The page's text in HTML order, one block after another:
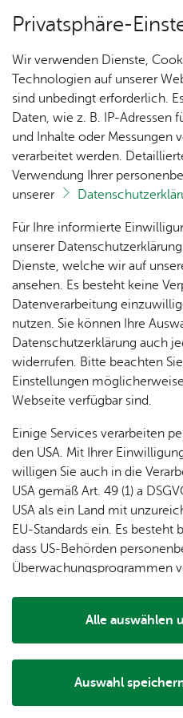
Un­se­re Ort­schaft
Ak­tu­
1250
Jahre
Ai­lin­
gen
chen­
markt
Mit­tei­
lungs­
blatt
Zah­
len,
Daten
& Fak­
ten
Ai­lin­
ger
Fe­ri­
en­
Ge­
schic
h­te
Orts­
vor­
& Ort­
schaft
s­rat
Ver­
eins­le­
ben
Agen­
da
Ver­an­stal­tun­gen
Ter­min spei­chern
bahn-
einst größ­ter
Diens­tag, 20.
Die Gesellschaft für
Kolpingfamilie FN-Berg lädt
Interessierten zu diesem
Bleibler im Nikolaussaal des
Nähere Informationen finden
Veranstalters.
Ver­an­stal­tungs­ort
Privatsphäre-
Wir verwenden Dienste,
Technologien auf unserer
sind unbedingt erforderlich.
Daten, wie z. B. IP-Adressen
und Inhalte oder Messungen
verarbeitet werden.
Verwendung Ihrer
unserer
Für Ihre informierte
unserer
Dienste, welche wir auf
ansehen. Es besteht keine
Datenverarbeitung
nutzen. Sie können Ihre
Datenschutzerklärung auch
widerrufen. Bitte beachten
Einstellungen
Webseite verfügbar sind.
Einige Services verarbeiten
den USA. Mit Ihrer
willigen Sie auch in die
USA gemäß Art. 49 (1) a
USA als ein Land mit
EU-Standards ein. Es besteht
dass US-Behörden
Überwachungsprogrammen
Auswahl
Alle auswählen